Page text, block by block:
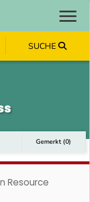
SUCHE
Gemerkt (0)
Resource